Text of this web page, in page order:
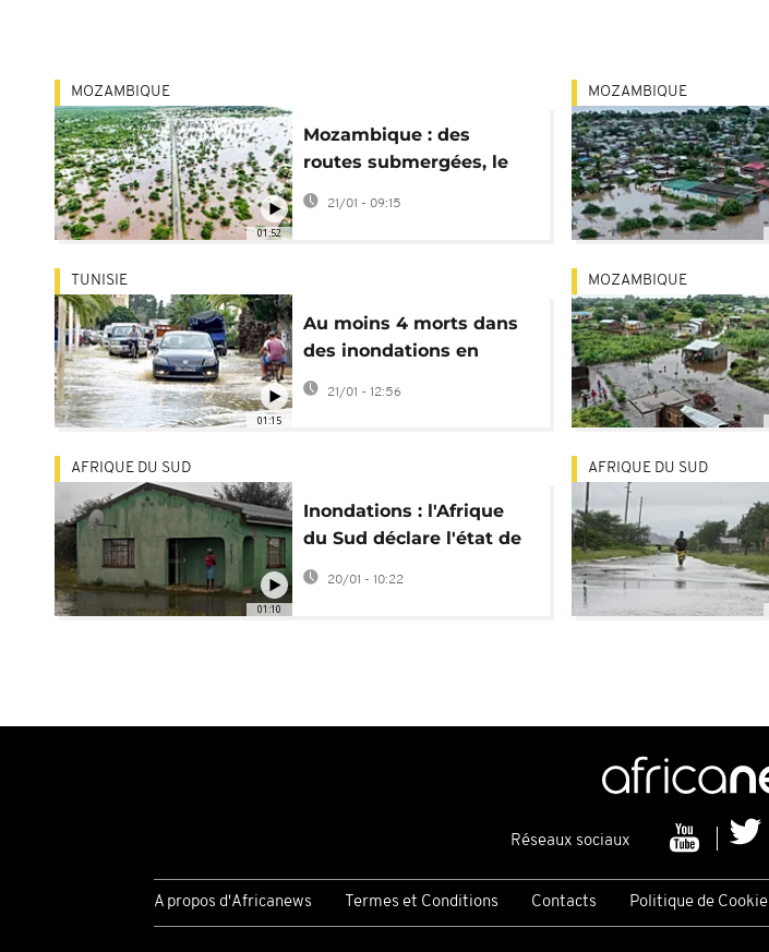
01:52
MOZAMBIQUE
Mozambique : des
routes submergées, le
retour des sinistrés
compliqué
21/01 - 09:15
MOZAMBIQUE
01:15
TUNISIE
Au moins 4 morts dans
des inondations en
Tunisie
21/01 - 12:56
MOZAMBIQUE
01:10
AFRIQUE DU SUD
Inondations : l'Afrique
du Sud déclare l'état de
catastrophe nationale
20/01 - 10:22
AFRIQUE DU SUD
Réseaux sociaux
A propos d'Africanews Termes et Conditions Contacts Politique de Cookie